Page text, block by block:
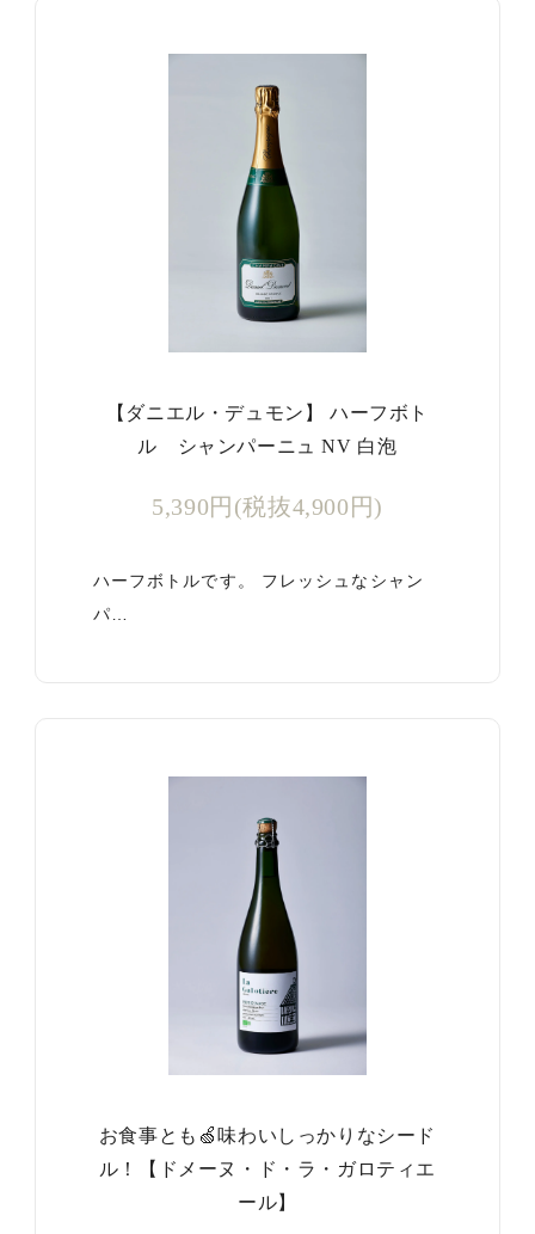
【ダニエル・デュモン】 ハーフボト
ル シャンパーニュ NV 白泡
5,390円(税抜4,900円)
ハーフボトルです。 フレッシュなシャン
パ…
お食事とも🍏味わいしっかりなシード
ル！【ドメーヌ・ド・ラ・ガロティエ
ール】